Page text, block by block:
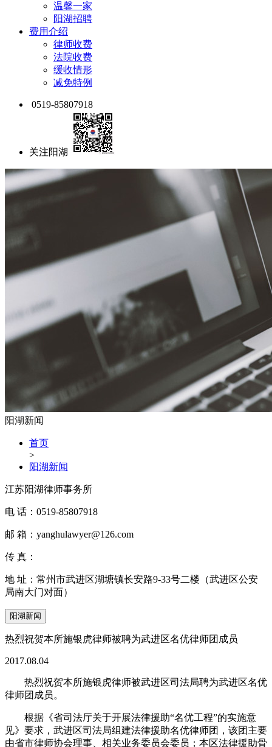
温馨一家
阳湖招聘
费用介绍
律师收费
法院收费
缓收情形
减免特例
0519-85807918
关注阳湖
阳湖新闻
首页
>
阳湖新闻
江苏阳湖律师事务所
电 话： 0519-85807918
邮 箱： yanghulawyer@126.com
传 真：
地 址： 常州市武进区湖塘镇长安路9-33号二楼（武进区公安
局南大门对面）
阳湖新闻
热烈祝贺本所施银虎律师被聘为武进区名优律师团成员
2017.08.04
热烈祝贺本所施银虎律师被武进区司法局聘为武进区名优
律师团成员。
根据《省司法厅关于开展法律援助“名优工程”的实施意
见》要求，武进区司法局组建法律援助名优律师团，该团主要
由省市律师协会理事、相关业务委员会委员；本区法律援助骨